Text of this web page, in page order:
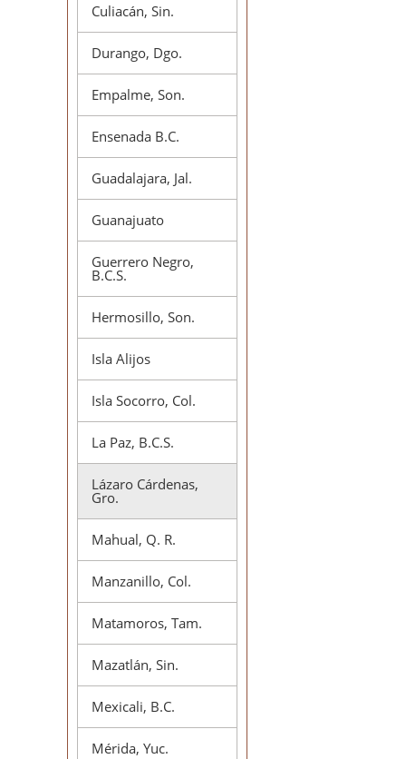
Culiacán, Sin.
Durango, Dgo.
Empalme, Son.
Ensenada B.C.
Guadalajara, Jal.
Guanajuato
Guerrero Negro,
B.C.S.
Hermosillo, Son.
Isla Alijos
Isla Socorro, Col.
La Paz, B.C.S.
Lázaro Cárdenas,
Gro.
Mahual, Q. R.
Manzanillo, Col.
Matamoros, Tam.
Mazatlán, Sin.
Mexicali, B.C.
Mérida, Yuc.